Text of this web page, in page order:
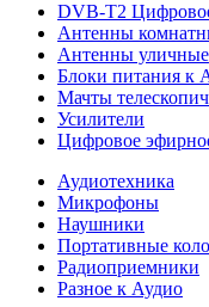
DVB-T2
Антенны
Антенны уличные
Блоки питания к
Мачты
Усилители
Цифровое
Аудиотехника
Микрофоны
Наушники
Портативные
Радиоприемники
Разное к Аудио